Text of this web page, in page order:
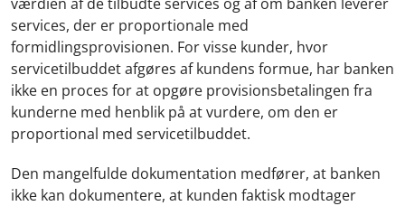
services, der er proportionale med
formidlingsprovisionen. For visse kunder, hvor
servicetilbuddet afgøres af kundens formue, har banken
ikke en proces for at opgøre provisionsbetalingen fra
kunderne med henblik på at vurdere, om den er
proportional med servicetilbuddet.
Den mangelfulde dokumentation medfører, at banken
ikke kan dokumentere, at kunden faktisk modtager